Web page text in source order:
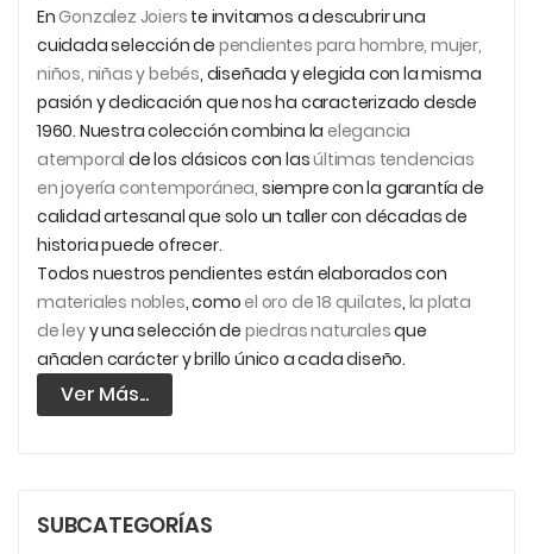
EnGonzalez Joiers te invitamos a descubrir una
cuidada selección de pendientes para hombre, mujer,
niños, niñas y bebés, diseñada y elegida con la misma
pasión y dedicación que nos ha caracterizado desde
1960. Nuestra colección combina laelegancia
atemporal de los clásicos con lasúltimas tendencias
en joyería contemporánea, siempre con la garantía de
calidad artesanal que solo un taller con décadas de
historia puede ofrecer.
Todos nuestros pendientes están elaborados con
materiales nobles, comoel oro de 18 quilates, la plata
de leyy una selección de piedrasnaturalesque
añaden carácter y brillo único a cada diseño.
Ver Más...
SUBCATEGORÍAS